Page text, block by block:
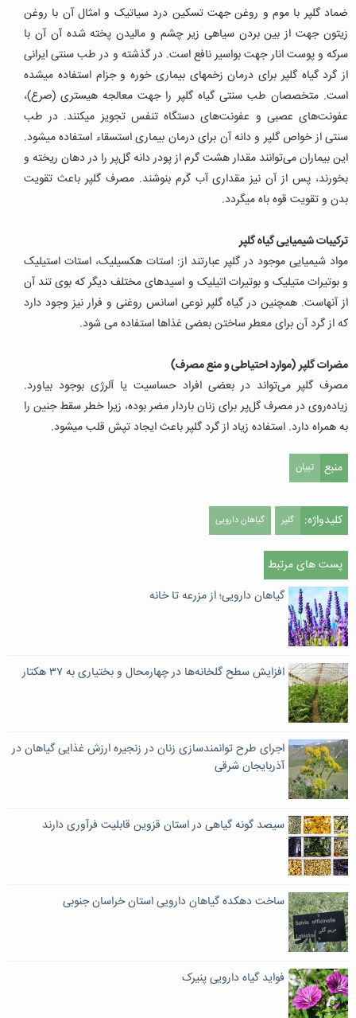
ضماد گلپر با موم و روغن جهت تسکین درد سیاتیک و امثال آن با روغن
زیتون جهت از بین بردن سیاهى زیر چشم و مالیدن پخته شده آن آن با
سرکه و پوست انار جهت بواسیر نافع است. در گذشته و در طب سنتی ایرانی
از گرد گیاه گلپر برای درمان زخمهای بیماری خوره و جزام استفاده میشده
است. متخصصان طب سنتی گیاه گلپر را جهت معالجه هیسترى (صرع)،
عفونت‌هاى عصبى و عفونت‌هاى دستگاه تنفس تجویز می‏کنند. در طب
سنتی از خواص گلپر و دانه آن برای درمان بیماری استسقاء استفاده میشود.
این بیماران می‌توانند مقدار هشت گرم از پودر دانه گل‌پر را در دهان ریخته و
بخورند، پس از آن نیز مقداری آب گرم بنوشند. مصرف گلپر باعث تقویت
بدن و تقویت قوه باه میگردد.
ترکیبات شیمیایی گیاه گلپر
مواد شیمیایی موجود در گلپر عبارتند از: استات هکسیلیک، استات استیلیک
و بوتیرات متیلیک و بوتیرات اتیلیک و اسیدهای مختلف دیگر که بوی تند آن
از آنهاست. همچنین در گیاه گلپر نوعی اسانس روغنی و فرار نیز وجود دارد
که از گرد آن برای معطر ساختن بعضی غذاها استفاده می شود.
مضرات گلپر (موارد احتیاطی و منع مصرف)
مصرف گلپر می‌تواند در بعضی افراد حساسیت یا آلرژی بوجود بیاورد.
زیاده‌روی در مصرف گل‌پر برای زنان باردار مضر بوده، زیرا خطر سقط جنین را
به همراه دارد. استفاده زیاد از گرد گلپر باعث ایجاد تپش قلب میشود.
منبع تبیان
کلیدواژه: گلپر گیاهان دارویی
پست های مرتبط
گیاهان دارویی؛ از مزرعه تا خانه
افزایش سطح گلخانه‌ها در چهارمحال و بختیاری به ۳۷ هکتار
اجرای طرح توانمندسازی زنان در زنجیره ارزش غذایی گیاهان در
آذربایجان شرقی
سیصد گونه گیاهی در استان قزوین قابلیت فرآوری دارند
ساخت دهکده گیاهان دارویی استان خراسان جنوبی
فواید گیاه دارویی پنیرک